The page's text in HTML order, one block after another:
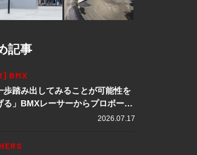
記事
BMX
歩踏み出してみることが可能性を
る」BMXレーサーからプロボート
サーへ転身。上田龍星が体現する
2026.07.17